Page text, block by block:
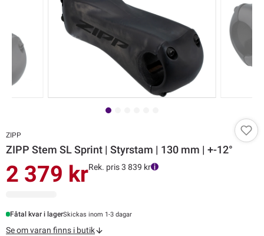
ZIPP
ZIPP Stem SL Sprint | Styrstam | 130 mm | +-12°
2 379 krRek. pris 3 839 kr
Fåtal kvar i lagerSkickas inom 1-3 dagar
Se om varan finns i butik